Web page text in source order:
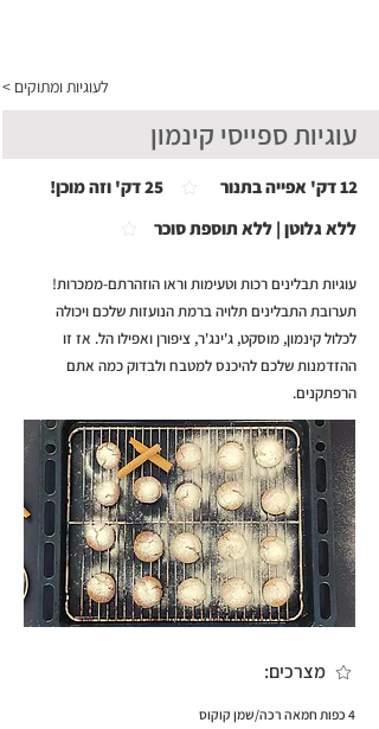
< לעוגיות ומתוקים
עוגיות ספייסי קינמון
25 דק' וזה מוכן!
12 דק' אפייה בתנור
ללא גלוטן | ללא תוספת סוכר
עוגיות תבלינים רכות וטעימות וראו הוזהרתם-ממכרות!
תערובת התבלינים תלויה ברמת הנועזות שלכם ויכולה
לכלול קינמון, מוסקט, ג'ינג'ר, ציפורן ואפילו הל. אז זו
ההזדמנות שלכם להיכנס למטבח ולבדוק כמה אתם
הרפתקנים.
מצרכים:
4 כפות חמאה רכה/שמן קוקוס